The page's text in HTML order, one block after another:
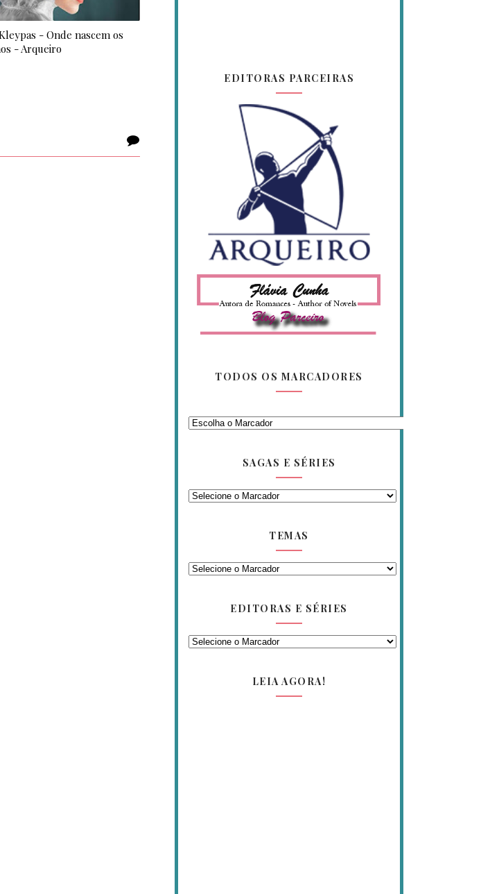
- Onde nascem os
- Arqueiro
EDITORAS PARCEIRAS
TODOS OS MARCADORES
SAGAS E SÉRIES
TEMAS
EDITORAS E SÉRIES
LEIA AGORA!